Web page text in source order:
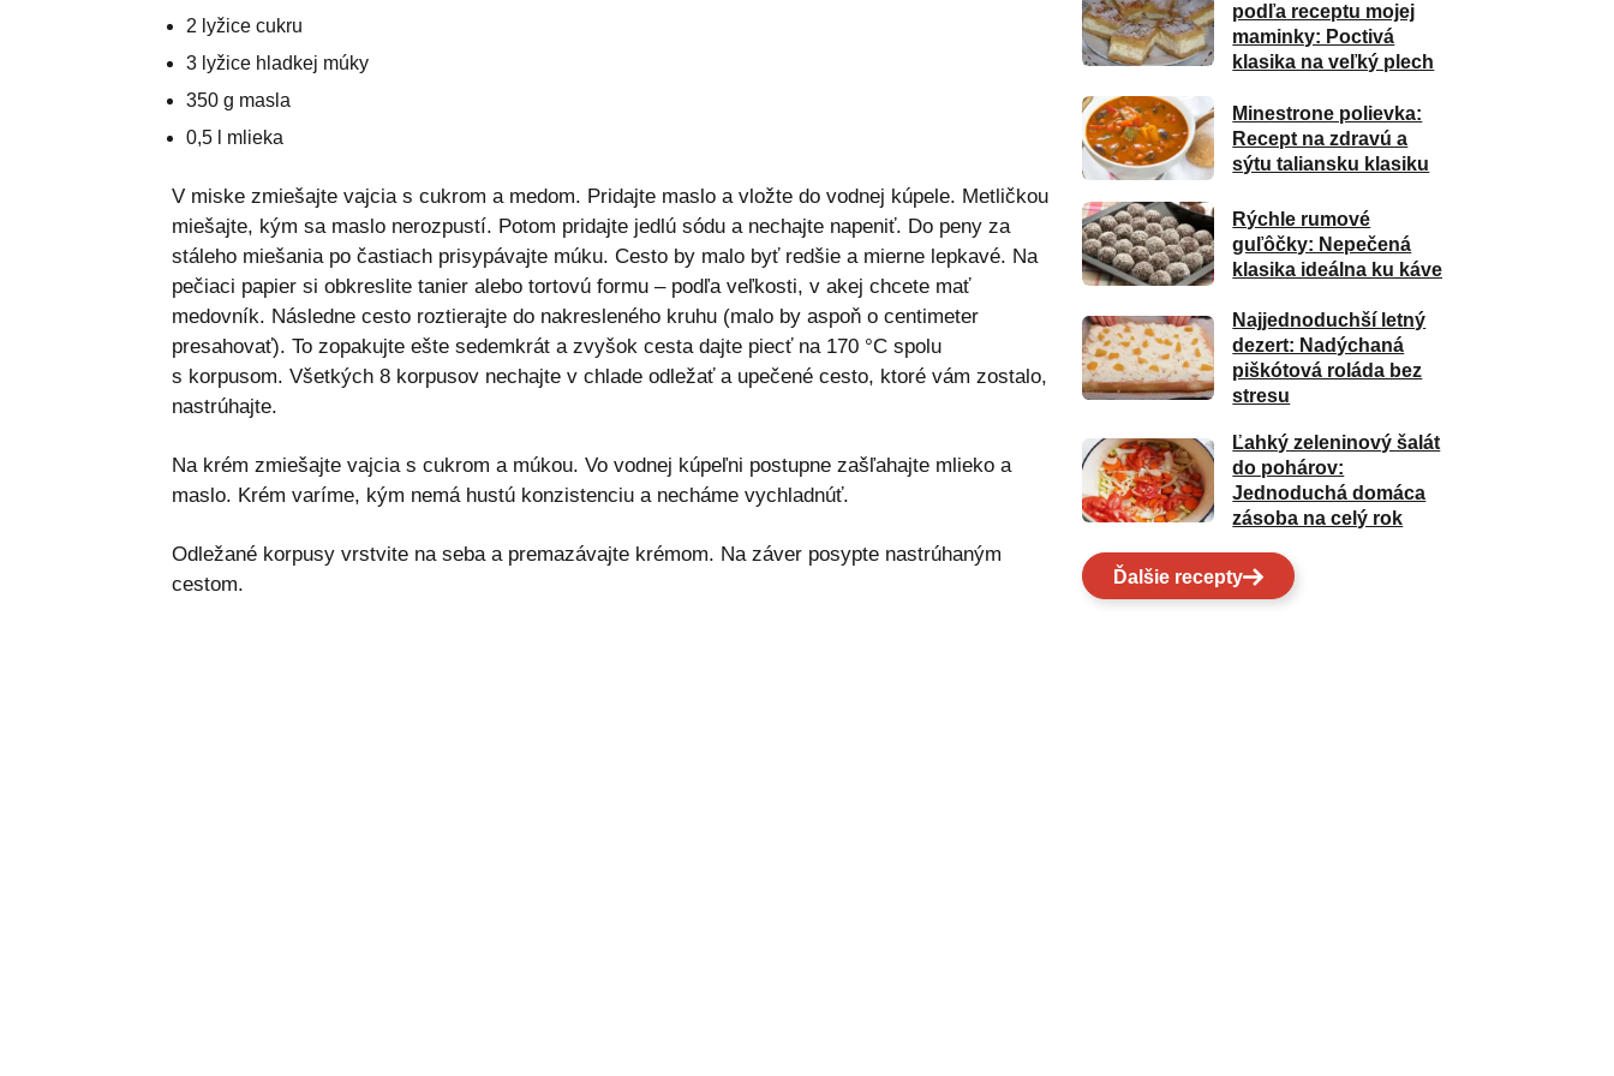
2 lyžice cukru
3 lyžice hladkej múky
350 g masla
0,5 l mlieka
V miske zmiešajte vajcia s cukrom a medom. Pridajte maslo a vložte do vodnej kúpele. Metličkou
miešajte, kým sa maslo nerozpustí. Potom pridajte jedlú sódu a nechajte napeniť. Do peny za
stáleho miešania po častiach prisypávajte múku. Cesto by malo byť redšie a mierne lepkavé. Na
pečiaci papier si obkreslite tanier alebo tortovú formu – podľa veľkosti, v akej chcete mať
medovník. Následne cesto roztierajte do nakresleného kruhu (malo by aspoň o centimeter
presahovať). To zopakujte ešte sedemkrát a zvyšok cesta dajte piecť na 170 °C spolu
s korpusom. Všetkých 8 korpusov nechajte v chlade odležať a upečené cesto, ktoré vám zostalo,
nastrúhajte.
Na krém zmiešajte vajcia s cukrom a múkou. Vo vodnej kúpeľni postupne zašľahajte mlieko a
maslo. Krém varíme, kým nemá hustú konzistenciu a necháme vychladnúť.
Odležané korpusy vrstvite na seba a premazávajte krémom. Na záver posypte nastrúhaným
cestom.
podľa receptu mojej
maminky: Poctivá
klasika na veľký plech
Minestrone polievka:
Recept na zdravú a
sýtu taliansku klasiku
Rýchle rumové
guľôčky: Nepečená
klasika ideálna ku káve
Najjednoduchší letný
dezert: Nadýchaná
piškótová roláda bez
stresu
Ľahký zeleninový šalát
do pohárov:
Jednoduchá domáca
zásoba na celý rok
Ďalšie recepty